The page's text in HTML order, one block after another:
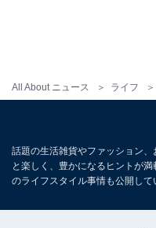
All About ニュース ライフ
こちらもおすすめ
話題の生活雑貨やファッション
と楽しく、豊かになるヒントが
のライフスタイル事情も公開して